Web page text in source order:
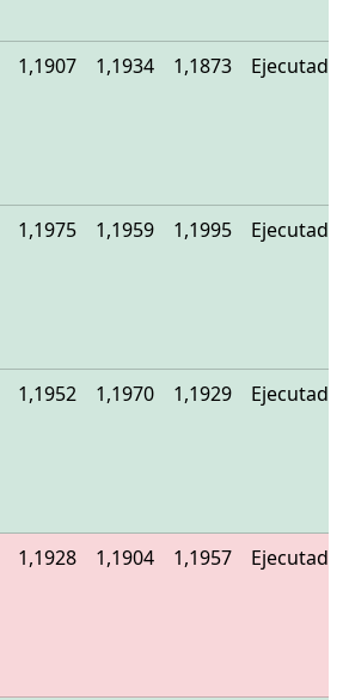
1,1907 1,1934 1,1873 Ejecutado
1,1975 1,1959 1,1995 Ejecutado
1,1952 1,1970 1,1929 Ejecutado
1,1928 1,1904 1,1957 Ejecutado